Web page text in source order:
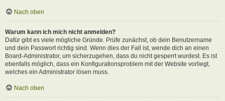
Nach oben
Warum kann ich mich nicht anmelden?
Dafür gibt es viele mögliche Gründe. Prüfe zunächst, ob dein Benutzername
und dein Passwort richtig sind. Wenn dies der Fall ist, wende dich an einen
Board-Administrator, um sicherzugehen, dass du nicht gesperrt wurdest. Es ist
ebenfalls möglich, dass ein Konfigurationsproblem mit der Website vorliegt,
welches ein Administrator lösen muss.
Nach oben